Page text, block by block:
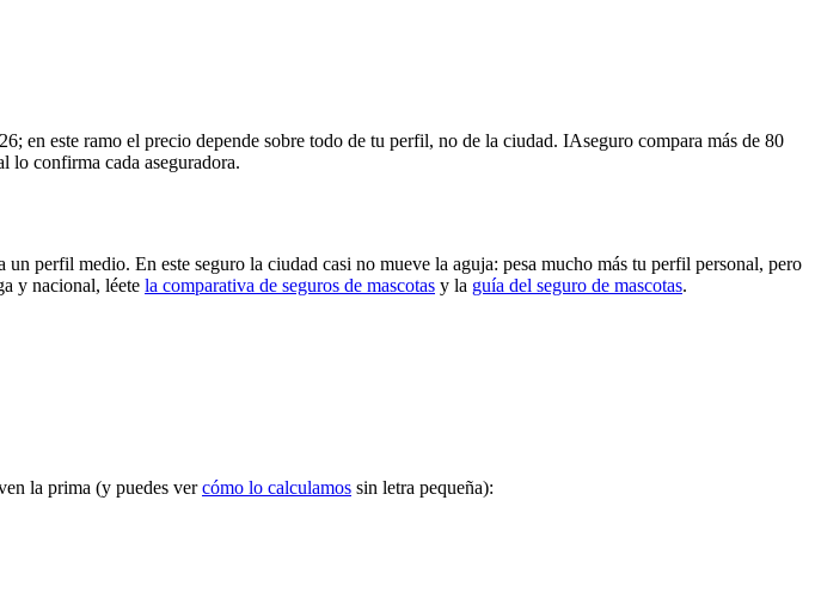
en este ramo el precio depende sobre todo de tu perfil, no de la ciudad. IAseguro compara más de 80
lo confirma cada aseguradora.
perfil medio. En este seguro la ciudad casi no mueve la aguja: pesa mucho más tu perfil personal, pero
y nacional, léete la comparativa de seguros de mascotas y la guía del seguro de mascotas.
la prima (y puedes vercómo lo calculamos sin letra pequeña):